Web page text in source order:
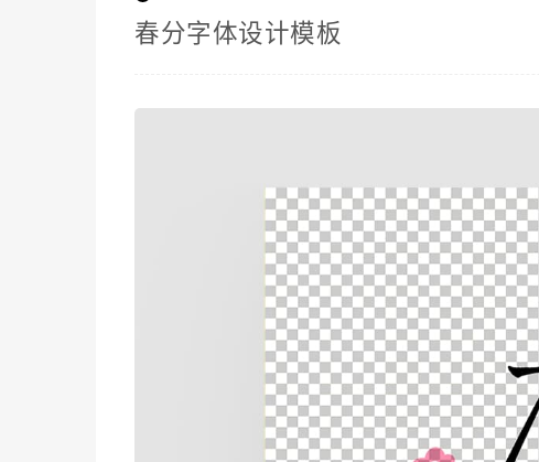
春分字体设计模板